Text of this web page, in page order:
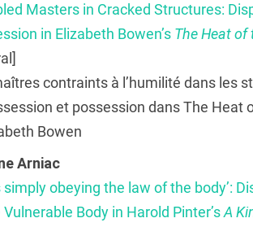
Masters in Cracked Structures:
in Elizabeth Bowen’s The Heat of
contraints à l’humilité dans les
et possession dans The Heat
Bowen
Arniac
simply obeying the law of the body’:
Body in Harold Pinter’sA